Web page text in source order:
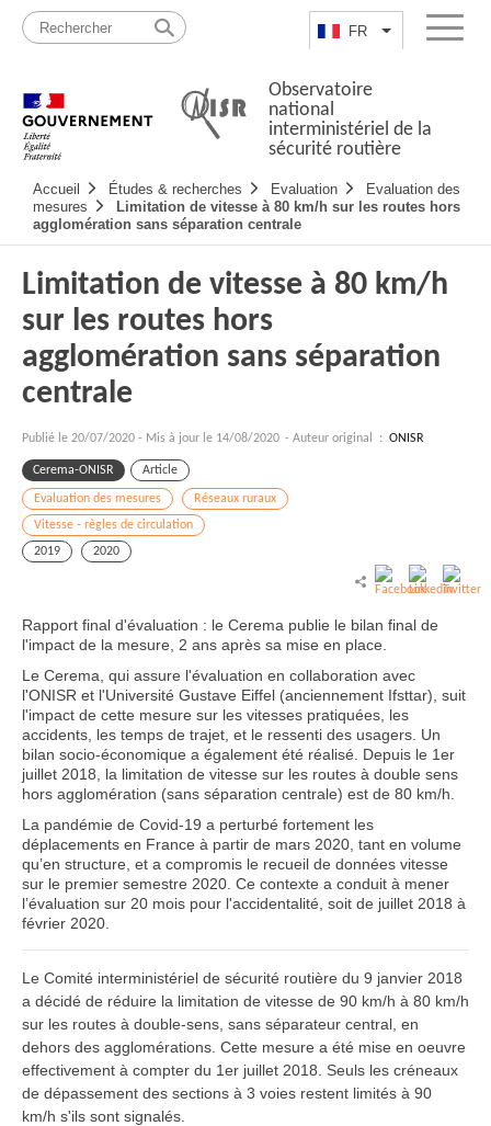
Passer
contenu
FR Lister lesMenu
Observatoire
national
interministériel de la
sécurité routière
principale
Accueil Études & recherches Evaluation
Evaluation des
mesures
Limitation de vitesse à 80 km/h sur les routes hors
agglomération sans séparation centrale
Limitation de vitesse à 80 km/h
sur les routes hors
agglomération sans séparation
centrale
Publié le 20/07/2020 - Mis à jour le 14/08/2020 - Auteur original : ONISR
Cerema-ONISR Article
Evaluation des mesures
Réseaux ruraux
Vitesse - règles de circulation
2019
2020
Rapport final d'évaluation : le Cerema publie le bilan final de
l'impact de la mesure, 2 ans après sa mise en place.
Le Cerema, qui assure l'évaluation en collaboration avec
l'ONISR et l'Université Gustave Eiffel (anciennement Ifsttar), suit
l'impact de cette mesure sur les vitesses pratiquées, les
accidents, les temps de trajet, et le ressenti des usagers. Un
bilan socio-économique a également été réalisé. Depuis le 1er
juillet 2018, la limitation de vitesse sur les routes à double sens
hors agglomération (sans séparation centrale) est de 80 km/h.
La pandémie de Covid-19 a perturbé fortement les
déplacements en France à partir de mars 2020, tant en volume
qu’en structure, et a compromis le recueil de données vitesse
sur le premier semestre 2020. Ce contexte a conduit à mener
l’évaluation sur 20 mois pour l'accidentalité, soit de juillet 2018 à
février 2020.
Le Comité interministériel de sécurité routière du 9 janvier 2018
a décidé de réduire la limitation de vitesse de 90 km/h à 80 km/h
sur les routes à double-sens, sans séparateur central, en
dehors des agglomérations. Cette mesure a été mise en oeuvre
effectivement à compter du 1er juillet 2018. Seuls les créneaux
de dépassement des sections à 3 voies restent limités à 90
km/h s'ils sont signalés.